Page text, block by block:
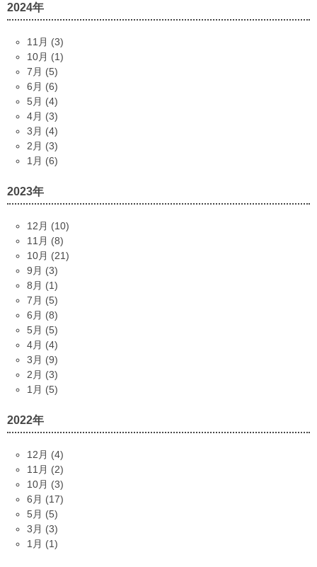
2024年
11月 (3)
10月 (1)
7月 (5)
6月 (6)
5月 (4)
4月 (3)
3月 (4)
2月 (3)
1月 (6)
2023年
12月 (10)
11月 (8)
10月 (21)
9月 (3)
8月 (1)
7月 (5)
6月 (8)
5月 (5)
4月 (4)
3月 (9)
2月 (3)
1月 (5)
2022年
12月 (4)
11月 (2)
10月 (3)
6月 (17)
5月 (5)
3月 (3)
1月 (1)